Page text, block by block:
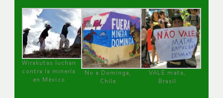
Wirakutas luchan
contra la minería
en México
No a Dominga,
Chile
VALE mata,
Brasil